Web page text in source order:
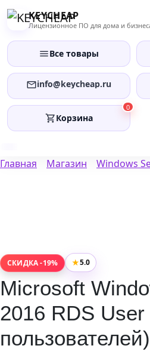
Перейти
KEYCHEAP
Лицензионное ПО для дома и
Все товары
info@keycheap.ru
0
Корзина
Главная Магазин Windows
СКИДКА -19% ★5.0
Microsoft
2016 RDS
пользователей)